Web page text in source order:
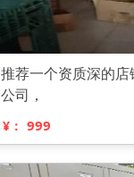
推荐一个资质深的
公司，
¥： 999